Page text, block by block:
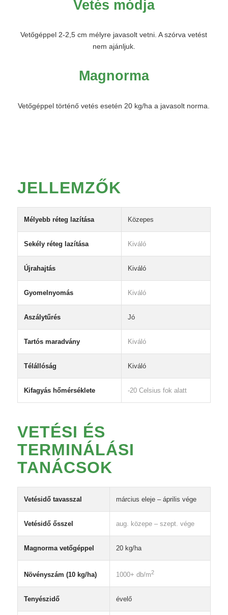
Vetés módja
Vetőgéppel 2-2,5 cm mélyre javasolt vetni. A szórva vetést
nem ajánljuk.
Magnorma
Vetőgéppel történő vetés esetén 20 kg/ha a javasolt norma.
JELLEMZŐK
Mélyebb réteg lazítása Közepes
Sekély réteg lazítása Kiváló
Újrahajtás Kiváló
Gyomelnyomás Kiváló
Aszálytűrés Jó
Tartós maradvány Kiváló
Télállóság Kiváló
Kifagyás hőmérséklete -20 Celsius fok alatt
VETÉSI ÉS
TERMINÁLÁSI
TANÁCSOK
Vetésidő tavasszal március eleje – április vége
Vetésidő ősszel aug. közepe – szept. vége
Magnorma vetőgéppel 20 kg/ha
Növényszám (10 kg/ha) 1000+ db/m2
Tenyészidő évelő